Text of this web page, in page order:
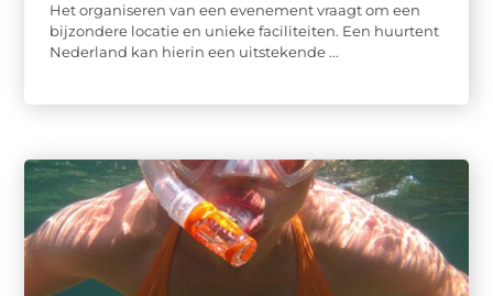
Het organiseren van een evenement vraagt om een
bijzondere locatie en unieke faciliteiten. Een huurtent
Nederland kan hierin een uitstekende ...